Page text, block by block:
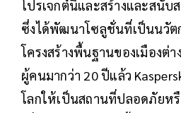
โปรเจกต์นี้และสร้างและสนับ
ซึ่งได้พัฒนาโซลูชั่นที่เป็นนวัต
โครงสร้างพื้นฐานของเมืองต่
ผู้คนมากว่า 20 ปีแล้ว
โลกให้เป็นสถานที่ปลอดภัยห